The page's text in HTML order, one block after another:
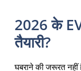
2026 के
तैयारी?
घबराने की जरूरत नहीं